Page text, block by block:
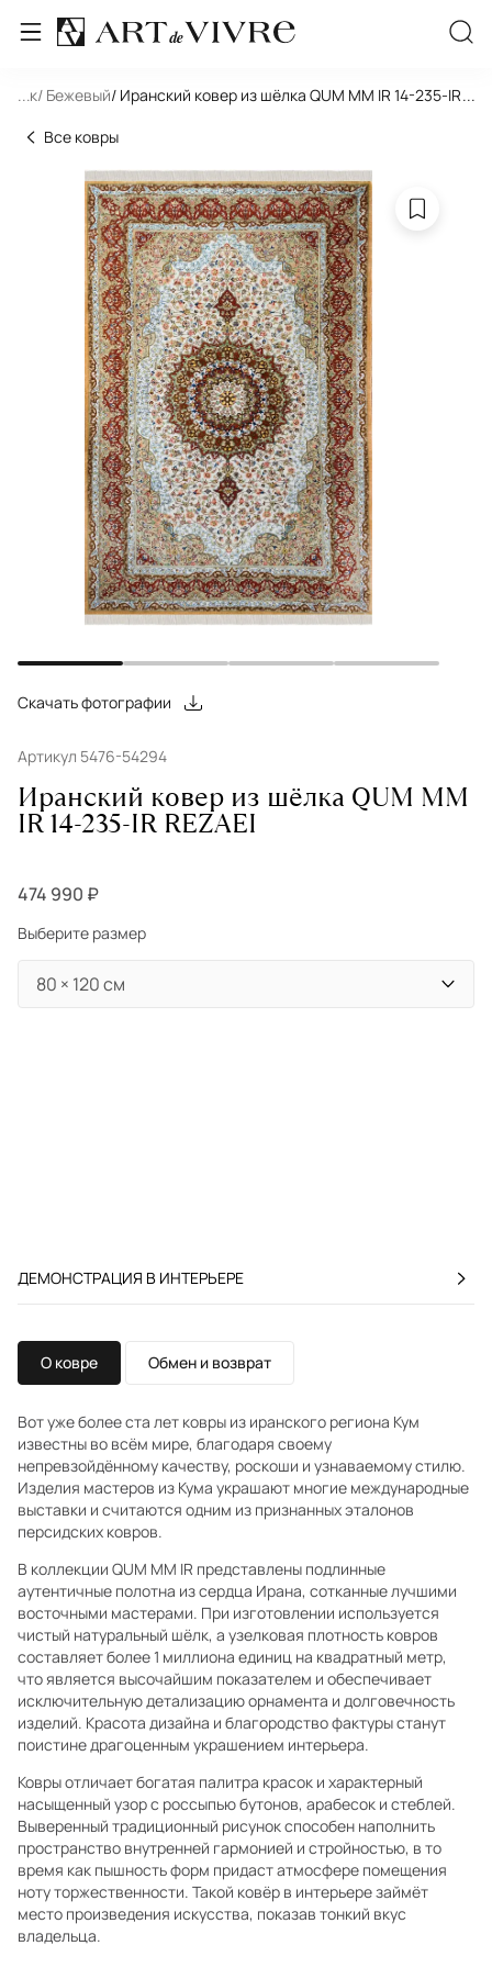
... / Бежевый/ Иранский ковер из шёлка QUM MM IR 14-235-IR ...
Все ковры
Скачать фотографии
Артикул 5476-54294
Иранский ковер из шёлка QUM MM
IR 14-235-IR REZAEI
474 990 ₽
Выберите размер
ДЕМОНСТРАЦИЯ В ИНТЕРЬЕРЕ
О ковре Обмен и возврат
Вот уже более ста лет ковры из иранского региона Кум
известны во всём мире, благодаря своему
непревзойдённому качеству, роскоши и узнаваемому стилю.
Изделия мастеров из Кума украшают многие международные
выставки и считаются одним из признанных эталонов
персидских ковров.
В коллекции QUM MM IR представлены подлинные
аутентичные полотна из сердца Ирана, сотканные лучшими
восточными мастерами. При изготовлении используется
чистый натуральный шёлк, а узелковая плотность ковров
составляет более 1 миллиона единиц на квадратный метр,
что является высочайшим показателем и обеспечивает
исключительную детализацию орнамента и долговечность
изделий. Красота дизайна и благородство фактуры станут
поистине драгоценным украшением интерьера.
Ковры отличает богатая палитра красок и характерный
насыщенный узор с россыпью бутонов, арабесок и стеблей.
Выверенный традиционный рисунок способен наполнить
пространство внутренней гармонией и стройностью, в то
время как пышность форм придаст атмосфере помещения
ноту торжественности. Такой ковёр в интерьере займёт
место произведения искусства, показав тонкий вкус
владельца.